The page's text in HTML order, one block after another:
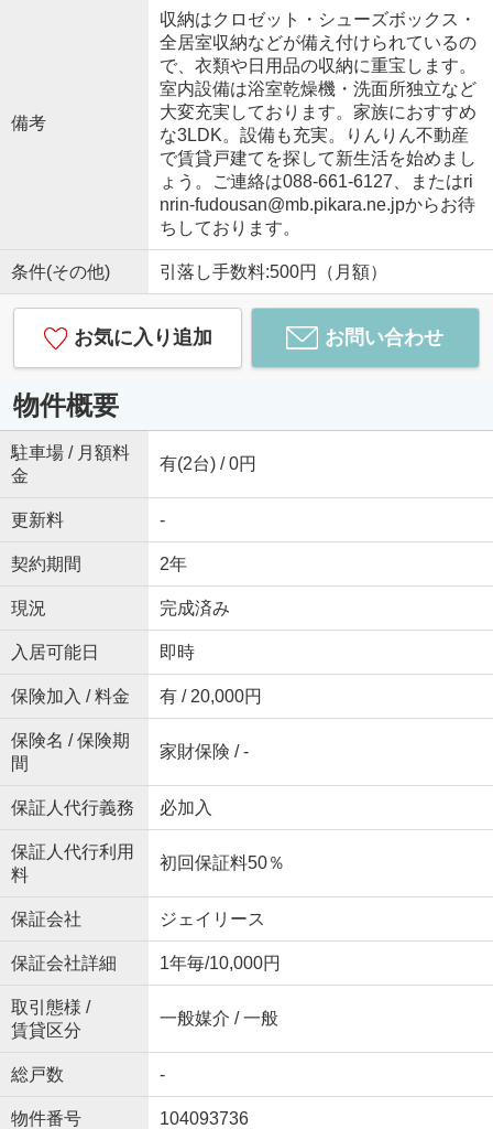
備考
収納はクロゼット・シューズボックス・
全居室収納などが備え付けられているの
で、衣類や日用品の収納に重宝します。
室内設備は浴室乾燥機・洗面所独立など
大変充実しております。家族におすすめ
な3LDK。設備も充実。りんりん不動産
で賃貸戸建てを探して新生活を始めまし
ょう。ご連絡は088-661-6127、またはri
nrin-fudousan@mb.pikara.ne.jpからお待
ちしております。
条件(その他) 引落し手数料:500円（月額）
お気に入り追加 お問い合わせ
物件概要
駐車場 / 月額料
金
有(2台) / 0円
更新料 -
契約期間 2年
現況 完成済み
入居可能日 即時
保険加入 / 料金 有 / 20,000円
保険名 / 保険期
間
家財保険 / -
保証人代行義務 必加入
保証人代行利用
料
初回保証料50％
保証会社 ジェイリース
保証会社詳細 1年毎/10,000円
取引態様 /
賃貸区分
一般媒介 / 一般
総戸数 -
物件番号 104093736